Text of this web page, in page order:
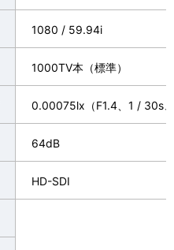
1080 / 59.94i
1000TV本（標準）
0.00075lx（F1.4、1 / 30s
64dB
HD-SDI